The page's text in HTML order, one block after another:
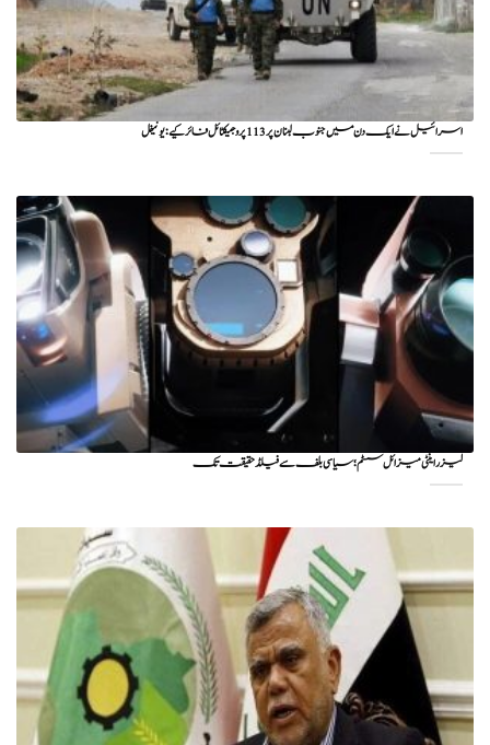
اسرائیل نے ایک دن میں جنوب لبنان پر 113 پروجیکٹائل فائر کیے: یونیفل
لیزر اینٹی میزائل سسٹم؛ سیاسی بلف سے فیلڈ حقیقت تک